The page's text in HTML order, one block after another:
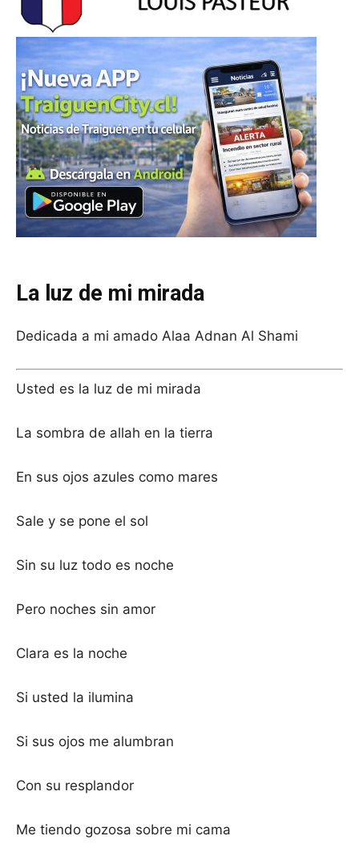
La luz de mi mirada
Dedicada a mi amado Alaa Adnan Al Shami
Usted es la luz de mi mirada
La sombra de allah en la tierra
En sus ojos azules como mares
Sale y se pone el sol
Sin su luz todo es noche
Pero noches sin amor
Clara es la noche
Si usted la ilumina
Si sus ojos me alumbran
Con su resplandor
Me tiendo gozosa sobre mi cama